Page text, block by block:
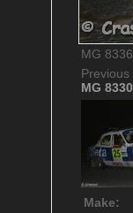
MG
Previous
MG 8330
Make: